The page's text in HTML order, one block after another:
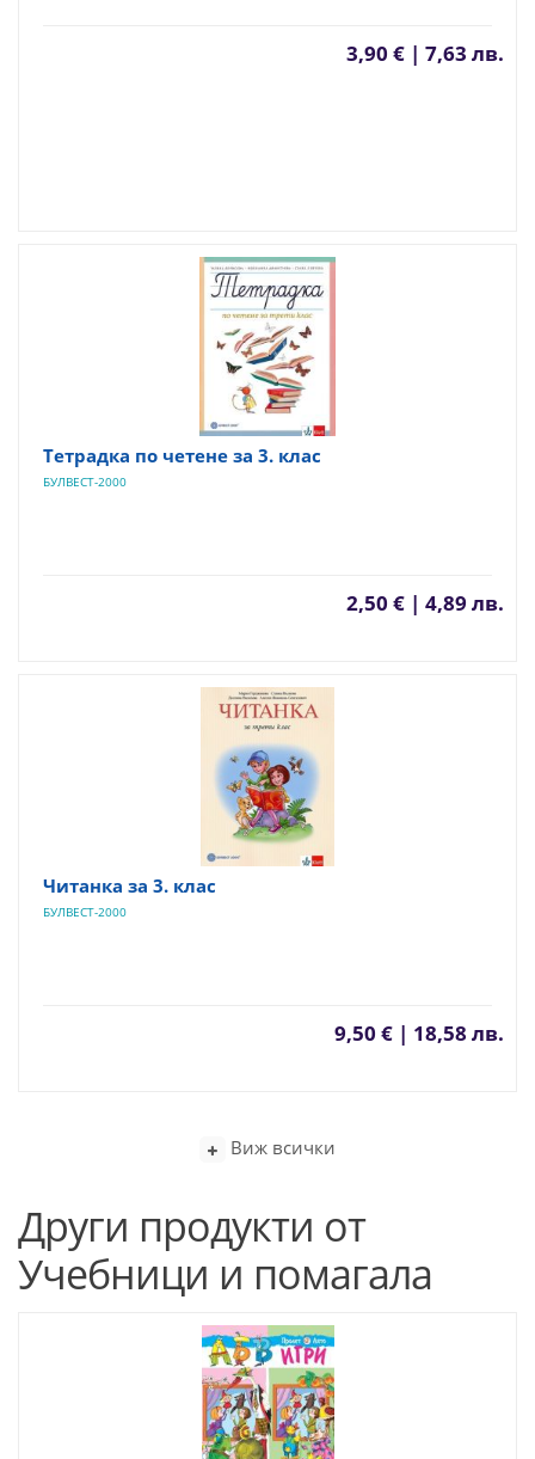
3,90 € | 7,63 лв.
Тетрадка по четене за 3. клас
БУЛВЕСТ-2000
2,50 € | 4,89 лв.
Читанка за 3. клас
БУЛВЕСТ-2000
9,50 € | 18,58 лв.
Виж всички
Други продукти от
Учебници и помагала